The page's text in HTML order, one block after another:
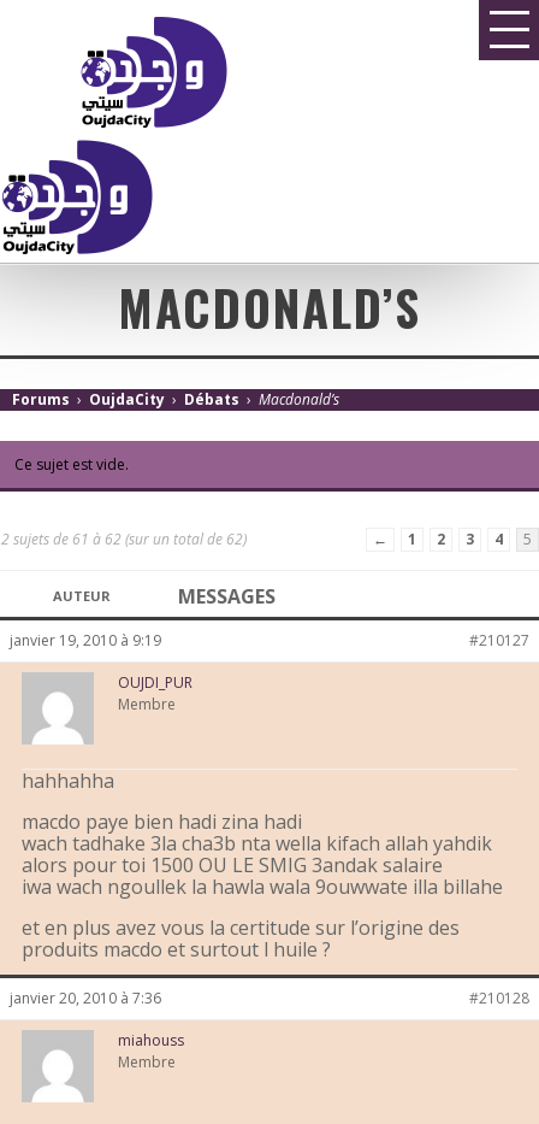
MACDONALD’S
Forums › OujdaCity › Débats › Macdonald’s
Ce sujet est vide.
2 sujets de 61 à 62 (sur un total de 62) ← 1 2 3 4 5
AUTEUR MESSAGES
janvier 19, 2010 à 9:19 #210127
OUJDI_PUR
Membre
hahhahha
macdo paye bien hadi zina hadi
wach tadhake 3la cha3b nta wella kifach allah yahdik
alors pour toi 1500 OU LE SMIG 3andak salaire
iwa wach ngoullek la hawla wala 9ouwwate illa billahe
et en plus avez vous la certitude sur l’origine des
produits macdo et surtout l huile ?
janvier 20, 2010 à 7:36 #210128
miahouss
Membre